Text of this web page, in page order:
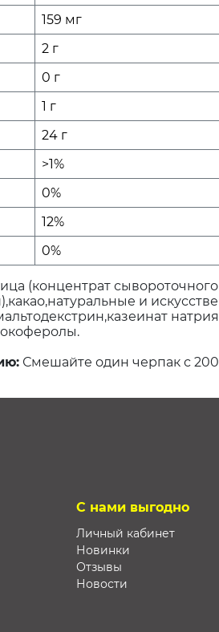
159 мг
2 г
0 г
1 г
24 г
>1%
0%
12%
0%
(концентрат
и
Смешайте один черпак с
С нами выгодно
Личный кабинет
Новинки
Отзывы
Новости